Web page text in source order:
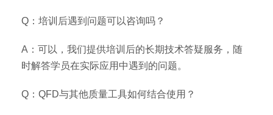
Q：培训后遇到问题可以咨询吗？
A：可以，我们提供培训后的长期技术答疑服务，随
时解答学员在实际应用中遇到的问题。
Q：QFD与其他质量工具如何结合使用？